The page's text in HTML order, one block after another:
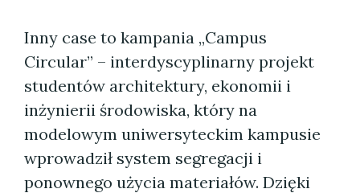
Inny case to kampania „Campus
Circular” – interdyscyplinarny projekt
studentów architektury, ekonomii i
inżynierii środowiska, który na
modelowym uniwersyteckim kampusie
wprowadził system segregacji i
ponownego użycia materiałów. Dzięki